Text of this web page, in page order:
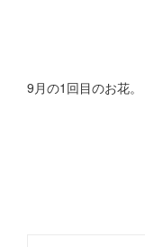
9月の1回目のお花。